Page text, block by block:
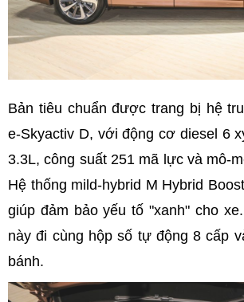
Bản tiêu chuẩn được trang bị hệ
e-Skyactiv D, với động cơ diesel 6
3.3L, công suất 251 mã lực và mô-
Hệ thống mild-hybrid M Hybrid
giúp đảm bảo yếu tố "xanh" cho
này đi cùng hộp số tự động 8 cấp
bánh.